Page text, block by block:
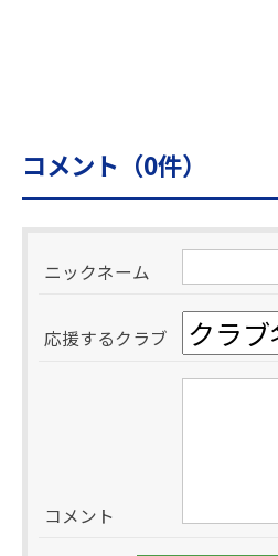
コメント（0件）
ニックネーム
応援するクラブ
コメント